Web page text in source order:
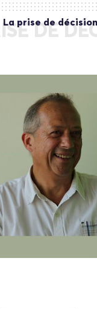
DE
La prise de décision